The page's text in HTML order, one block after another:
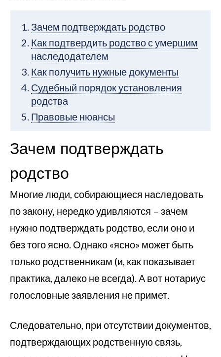
Зачем подтверждать родство
Как подтвердить родство с умершим
наследодателем
Как получить нужные документы
Судебный порядок установления
родства
Правовые нюансы
Зачем подтверждать
родство
Многие люди, собирающиеся наследовать
по закону, нередко удивляются – зачем
нужно подтверждать родство, если оно и
без того ясно. Однако «ясно» может быть
только родственникам (и, как показывает
практика, далеко не всегда). А вот нотариус
голословные заявления не примет.
Следовательно, при отсутствии документов,
подтверждающих родственную связь,